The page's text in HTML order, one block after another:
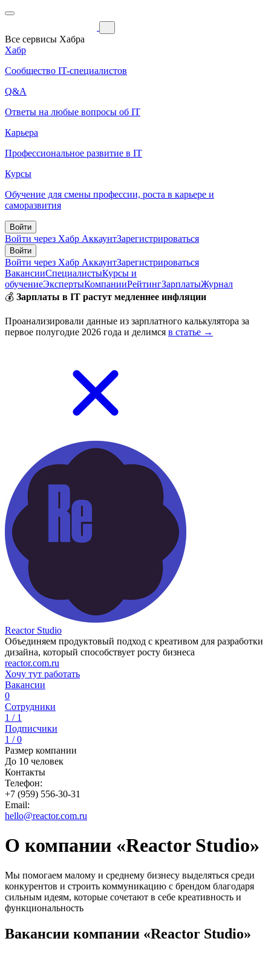
Все сервисы Хабра
Хабр
Сообщество IT-специалистов
Q&A
Ответы на любые вопросы об IT
Карьера
Профессиональное развитие в IT
Курсы
Обучение для смены профессии, роста в карьере и
саморазвития
Войти
Войти через Хабр АккаунтЗарегистрироваться
Войти
Войти через Хабр АккаунтЗарегистрироваться
ВакансииСпециалистыКурсы и
обучениеЭкспертыКомпанииРейтингЗарплатыЖурнал
💰 Зарплаты в IT растут медленнее инфляции
Проанализировали данные из зарплатного калькулятора за
первое полугодие 2026 года и делимся в статье →
Reactor Studio
Объединяем продуктовый подход с креативом для разработки
дизайна, который способствует росту бизнеса
reactor.com.ru
Хочу тут работать
Вакансии
0
Сотрудники
1 / 1
Подписчики
1 / 0
Размер компании
До 10 человек
Контакты
Телефон:
+7 (959) 556-30-31
Email:
hello@reactor.com.ru
О компании «Reactor Studio»
Мы помогаем малому и среднему бизнесу выделяться среди
конкурентов и строить коммуникацию с брендом благодаря
сильным идеям, которые сочетают в себе креативность и
функциональность
Вакансии компании «Reactor Studio»